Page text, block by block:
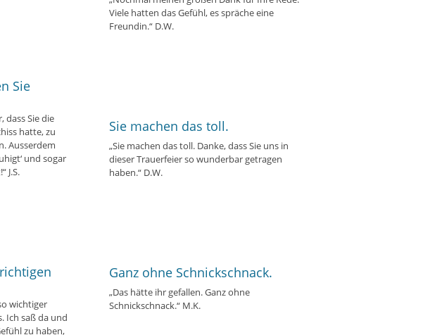
Sie
dass Sie die
hatte, zu
Ausserdem
und sogar
J.S.
wichtiger
Ich saß da und
zu haben,
Viele hatten das Gefühl, es spräche eine
Freundin.“ D.W.
Sie machen das toll.
„Sie machen das toll. Danke, dass Sie uns in
dieser Trauerfeier so wunderbar getragen
haben.“ D.W.
Ganz ohne Schnickschnack.
„Das hätte ihr gefallen. Ganz ohne
Schnickschnack.“ M.K.